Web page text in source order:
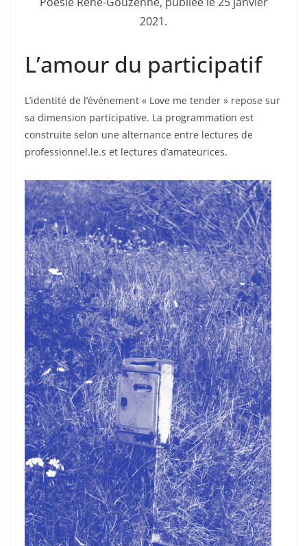
2021.
L’amour du participatif
L’identité de l’événement « Love me tender » repose sur
sa dimension participative. La programmation est
construite selon une alternance entre lectures de
professionnel.le.s et lectures d’amateurices.